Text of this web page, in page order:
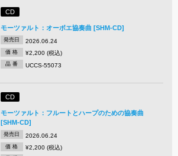
CD
モーツァルト：オーボエ協奏曲 [SHM-CD]
発売日 2026.06.24
価 格 ¥2,200 (税込)
品 番 UCCS-55073
CD
モーツァルト：フルートとハープのための協奏曲
[SHM-CD]
発売日 2026.06.24
価 格 ¥2,200 (税込)